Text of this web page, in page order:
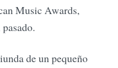
Music Awards,
de un pequeño